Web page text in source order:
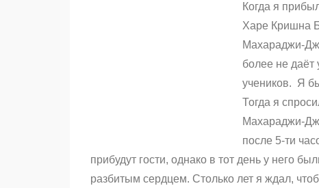
Когда я
Харе Кришна
Махараджи-
более не даёт
учеников. Я
Тогда я
Махараджи-
после 5-ти
прибудут гости, однако в тот день у него
разбитым сердцем. Столько лет я ждал,